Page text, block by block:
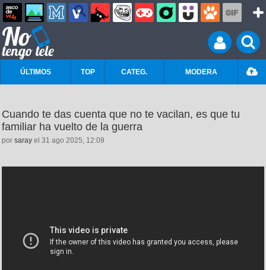
ÚLTIMOS TOP CATEG. MODERA
Cuando te das cuenta que no te vacilan, es que tu
familiar ha vuelto de la guerra
por saray el 31 ago 2025, 12:09